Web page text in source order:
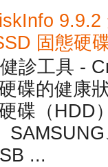
9.9.2
固態硬
診工具 -
碟的健康
碟（HDD
...